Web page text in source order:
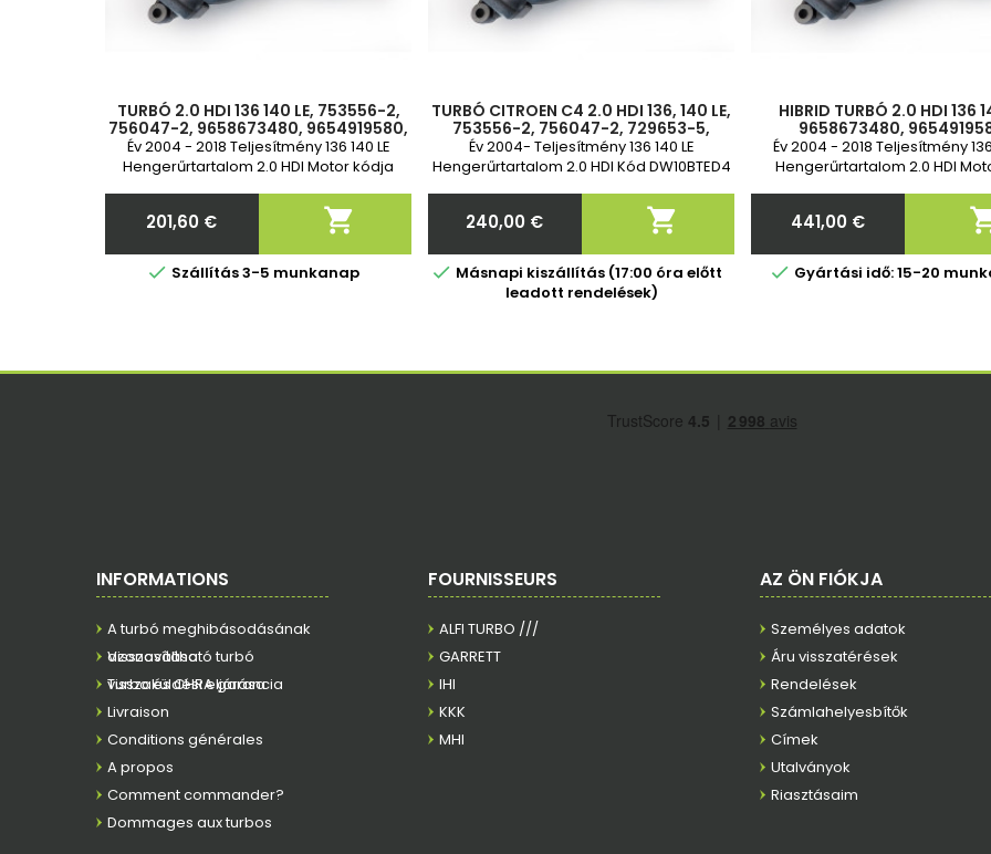
TURBÓ 2.0 HDI 136 140 LE, 753556-2,
756047-2, 9658673480, 9654919580,
9650780080, 0375K9, 0375K8,
0375K2, 0375J1
Év 2004 - 2018 Teljesítmény 136 140 LE
Hengerűrtartalom 2.0 HDI Motor kódja
RHJ(DW10BTED4) 2 év garancia
Ár
201,60 € 
 Szállítás 3-5 munkanap
TURBÓ CITROEN C4 2.0 HDI 136, 140 LE,
753556-2, 756047-2, 729653-5,
0375K8, 0375J1, 0375K1, 0375K1,
0375K2, 9654919580, 96586734
Év 2004- Teljesítmény 136 140 LE
Hengerűrtartalom 2.0 HDI Kód DW10BTED4
Ár
240,00 € 
 Másnapi kiszállítás (17:00 óra előtt
leadott rendelések)
HIBRID TURBÓ 2.0 HDI 136
9658673480,
9650780080, 0375K9,
0375K2, 0375K1, 0375J1,
Év 2004 - 2018 Teljesítmény 136
Hengerűrtartalom 2.0 HDI
Ár
441,00 €
 Gyártási idő: 15-20
INFORMATIONS
A turbó meghibásodásának
azonosítása
Visszaváltható turbó
visszaküldési eljárása
Turbo és CHRA garancia
Livraison
Conditions générales
A propos
Comment commander?
Dommages aux turbos
FOURNISSEURS
ALFI TURBO ///
GARRETT
IHI
KKK
MHI
AZ ÖN FIÓKJA
Személyes adatok
Áru visszatérések
Rendelések
Számlahelyesbítők
Címek
Utalványok
Riasztásaim